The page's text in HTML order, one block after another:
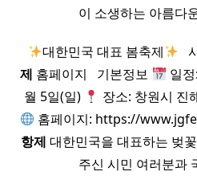
이 소생하는 아름다
대한민국 대표 봄축제
제 홈페이지 ​ ​ 기본정보
일
월 5일(일)
장소: 창원시 진
홈페이지: https://
항제 대한민국을 대표하는 벚
주신 시민 여러분과